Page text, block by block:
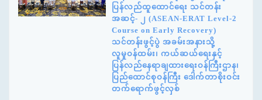
ပြန်လည်ထူထောင်ရေး သင်တန်း
အဆင့်- ၂ (ASEAN-ERAT Level-2
Course on Early Recovery)
သင်တန်းဖွင့်ပွဲ အခမ်းအနားသို့
လူမှုဝန်ထမ်း၊ ကယ်ဆယ်ရေးနှင့်
ပြန်လည်နေရာချထားရေးဝန်ကြီးဌာန၊
ပြည်ထောင်စုဝန်ကြီး ဒေါက်တာစိုးဝင်း
တက်ရောက်ဖွင့်လှစ်